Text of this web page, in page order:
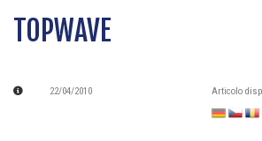
TOPWAVE
22/04/2010
Articolo